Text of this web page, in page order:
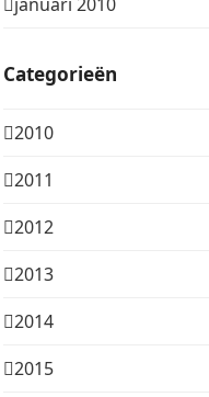
Categorieën
2010
2011
2012
2013
2014
2015